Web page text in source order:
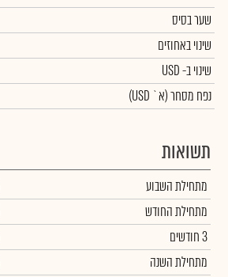
שער בסיס
שינוי באחוזים
שינויב- USD
נפח מסחר(א` USD)
תשואות
מתחילת השבוע
מתחילת החודש
3 חודשים
מתחילת השנה